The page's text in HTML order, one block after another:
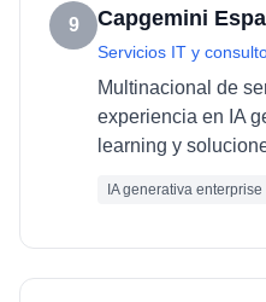
9 Capgemini
Servicios IT y
Multinacional de
experiencia en IA
learning y
IA generativa enterprise